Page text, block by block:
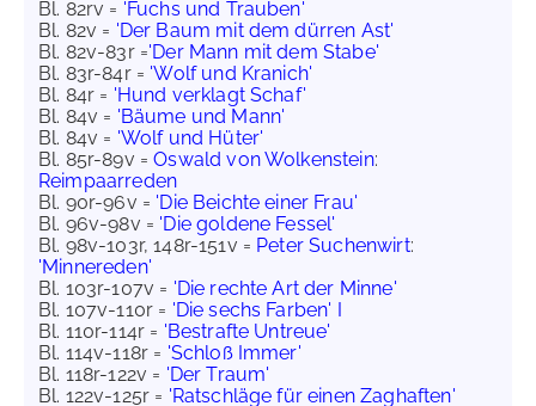
Bl. 82rv = 'Fuchs und Trauben'
Bl. 82v = 'Der Baum mit dem dürren Ast'
Bl. 82v-83r ='Der Mann mit dem Stabe'
Bl. 83r-84r = 'Wolf und Kranich'
Bl. 84r = 'Hund verklagt Schaf'
Bl. 84v = 'Bäume und Mann'
Bl. 84v = 'Wolf und Hüter'
Bl. 85r-89v =Oswald von Wolkenstein:
Reimpaarreden
Bl. 90r-96v = 'Die Beichte einer Frau'
Bl. 96v-98v = 'Die goldene Fessel'
Bl. 98v-103r, 148r-151v = Peter Suchenwirt:
'Minnereden'
Bl. 103r-107v = 'Die rechte Art der Minne'
Bl. 107v-110r = 'Die sechs Farben' I
Bl. 110r-114r = 'Bestrafte Untreue'
Bl. 114v-118r = 'Schloß Immer'
Bl. 118r-122v = 'Der Traum'
Bl. 122v-125r = 'Ratschläge für einen Zaghaften'